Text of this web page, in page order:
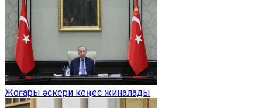
Жоғары әскери кеңес жиналады